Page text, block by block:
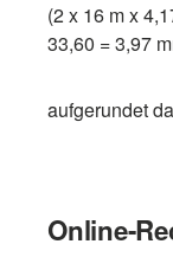
(2 x 16 m x
33,60 = 3,97
aufgerundet
Online-